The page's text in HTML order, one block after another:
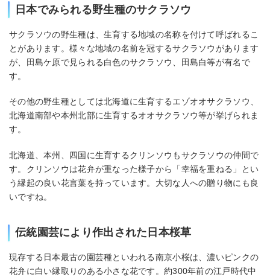
日本でみられる野生種のサクラソウ
サクラソウの野生種は、生育する地域の名称を付けて呼ばれるこ
とがあります。様々な地域の名前を冠するサクラソウがあります
が、田島ケ原で見られる白色のサクラソウ、田島白等が有名で
す。
その他の野生種としては北海道に生育するエゾオオサクラソウ、
北海道南部や本州北部に生育するオオサクラソウ等が挙げられま
す。
北海道、本州、四国に生育するクリンソウもサクラソウの仲間で
す。クリンソウは花弁が重なった様子から「幸福を重ねる」とい
う縁起の良い花言葉を持っています。大切な人への贈り物にも良
いですね。
伝統園芸により作出された日本桜草
現存する日本最古の園芸種といわれる南京小桜は、濃いピンクの
花弁に白い縁取りのある小さな花です。約300年前の江戸時代中